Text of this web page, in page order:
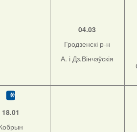
04.03
Гродзенскі р-н
А. і Дз.Вінчэўскія
18.01